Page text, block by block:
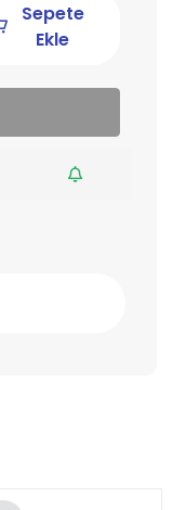
Sepete
Ekle